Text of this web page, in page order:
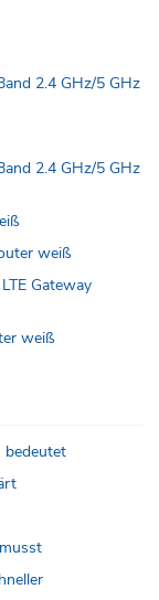
2.4 GHz/5 GHz
2.4 GHz/5 GHz
weiß
Gateway
weiß
bedeutet